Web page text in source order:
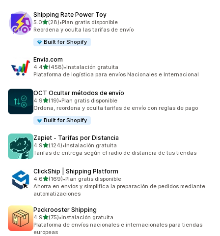
Shipping Rate Power Toy
5.0de 5 estrellas
(28)
28 reseñas en total
•Plan gratis disponible
Reordena y oculta las tarifas de envío
Built for Shopify
Envia.com
4.4de 5 estrellas
(458)
458 reseñas en total
•Instalación gratuita
Plataforma de logística para envíos Nacionales e Internacional
OCT Ocultar métodos de envío
4.9de 5 estrellas
(19)
19 reseñas en total
•Plan gratis disponible
Ordena, reordena y oculta tarifas de envío con reglas de pago
Built for Shopify
Zapiet ‑ Tarifas por Distancia
4.9de 5 estrellas
(124)
124 reseñas en total
•Instalación gratuita
Tarifas de entrega según el radio de distancia de tus tiendas
ClickShip | Shipping Platform
4.6de 5 estrellas
(169)
169 reseñas en total
•Plan gratis disponible
Ahorra en envíos y simplifica la preparación de pedidos mediante
automatizaciones
Packrooster Shipping
4.9de 5 estrellas
(75)
75 reseñas en total
•Instalación gratuita
Plataforma de envíos nacionales e internacionales para tiendas
europeas